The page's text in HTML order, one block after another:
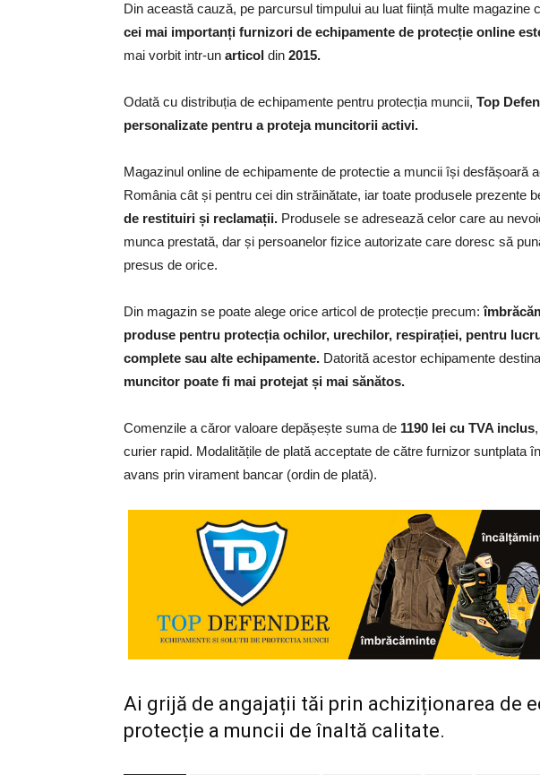
Din această cauză, pe parcursul timpului au luat ființă multe magazine
cei mai importanți furnizori de echipamente de protecție online
mai vorbit intr-un articol din 2015.
Odată cu distribuția de echipamente pentru protecția muncii, Top
personalizate pentru a proteja muncitorii activi.
Magazinul online de echipamente de protectie a muncii își desfășoară
România cât și pentru cei din străinătate, iar toate produsele prezente
de restituiri și reclamații. Produsele se adresează celor care au
munca prestată, dar și persoanelor fizice autorizate care doresc să
presus de orice.
Din magazin se poate alege orice articol de protecție precum:
produse pentru protecția ochilor, urechilor, respirației, pentru
complete sau alte echipamente. Datorită acestor echipamente
muncitor poate fi mai protejat și mai sănătos.
Comenzile a căror valoare depășește suma de 1190 lei cu TVA inclus
curier rapid. Modalitățile de plată acceptate de către furnizor suntplata
avans prin virament bancar (ordin de plată).
Ai grijă de angajații tăi prin achiziționarea de
protecție a muncii de înaltă calitate.